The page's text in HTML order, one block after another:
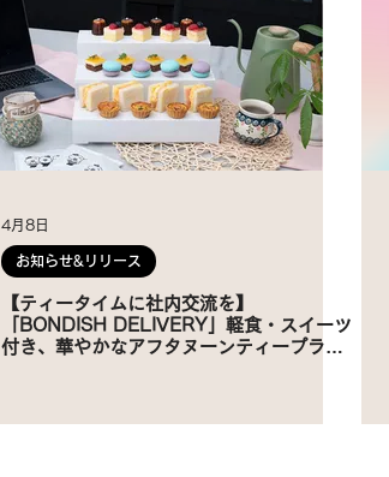
4月8日
お知らせ&リリース
【ティータイムに社内交流を】
「BONDISH DELIVERY」軽食・スイーツ
付き、華やかなアフタヌーンティープラン